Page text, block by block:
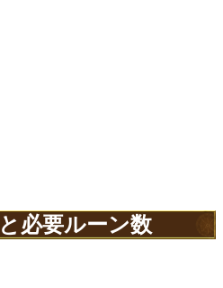
必要ルーン数